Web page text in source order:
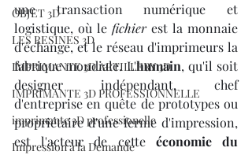
OBJET 3D
LES RESINES 3D
IMPRIMANTE 3D ARTILLERY 3D
IMPRIMANTE 3D PROFESSIONNELLE
imprimante 3D professionelle
Impression à la Demande
une transaction numérique et
logistique, où le fichier est la monnaie
d'échange, et le réseau d'imprimeurs la
fabrique mondiale. L'humain, qu'il soit
designer indépendant, chef
d'entreprise en quête de prototypes ou
propriétaire d'une ferme d'impression,
est l'acteur de cette économie du